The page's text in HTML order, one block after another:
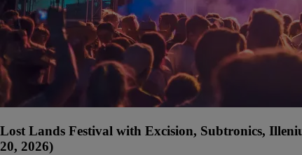
Lost Lands Festival with Excision, Subtronics,
20, 2026)